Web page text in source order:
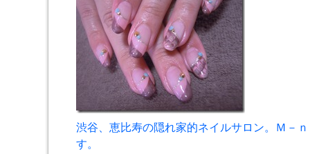
渋谷、恵比寿の隠れ家的ネイルサロン。Ｍ－
す。